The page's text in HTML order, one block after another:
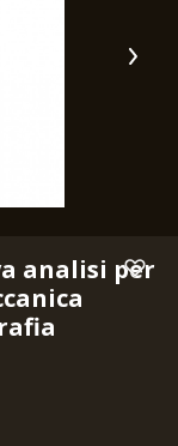
analisi per